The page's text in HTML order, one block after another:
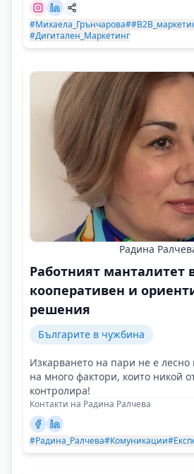
#Михаела_Грънчарова
#Дигитален_Маркетинг
Радина
Работният манталитет
кооперативен и
решения
Българите в чужбина
Изкарването на пари не е лесно
на много фактори, които никой
контролира!
Контакти на Радина Ралчева
#Радина_Ралчева#Комуникации